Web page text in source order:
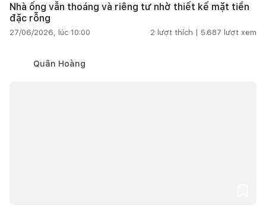
Nhà ống vẫn thoáng và riêng tư nhờ thiết kế mặt tiền
đặc rỗng
27/06/2026, lúc 10:00 2 lượt thích | 5.687 lượt xem
Quân Hoàng